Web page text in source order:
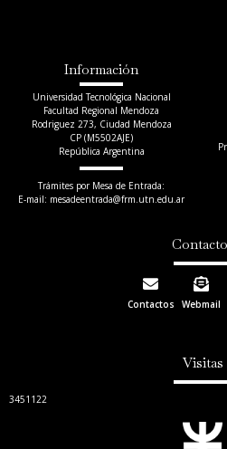
Información
Universidad Tecnológica Nacional
Facultad Regional Mendoza
Rodriguez 273, Ciudad Mendoza
CP (M5502AJE)
República Argentina
Trámites por Mesa de Entrada:
E-mail: mesadeentrada@frm.utn.edu.ar​
Contactos Webmail
Visitas
3451122